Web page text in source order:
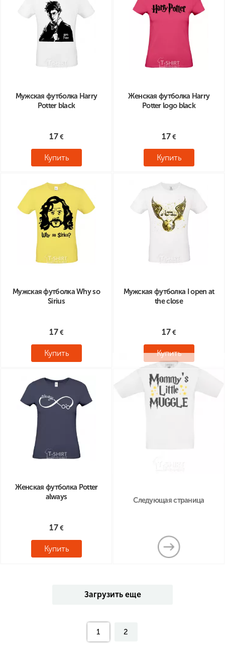
Мужская футболка Harry
Potter black
17
Купить
Женская футболка Harry
Potter logo black
17
Купить
Мужская футболка Why so
Sirius
17
Купить
Мужская футболка I open at
the close
17
Купить
Женская футболка Potter
always
17
Купить
Следующая страница
Загрузить еще
1 2